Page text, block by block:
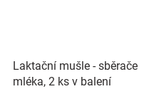
Laktační mušle - sběrače
mléka, 2 ks v balení